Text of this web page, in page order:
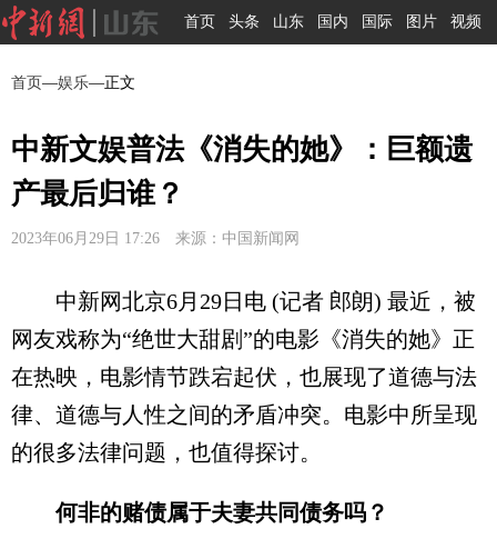
首页 头条 山东 国内 国际 图片 视频
首页—娱乐—正文
中新文娱普法《消失的她》：巨额遗
产最后归谁？
2023年06月29日 17:26 来源：中国新闻网
中新网北京6月29日电 (记者 郎朗) 最近，被
网友戏称为“绝世大甜剧”的电影《消失的她》正
在热映，电影情节跌宕起伏，也展现了道德与法
律、道德与人性之间的矛盾冲突。电影中所呈现
的很多法律问题，也值得探讨。
何非的赌债属于夫妻共同债务吗？